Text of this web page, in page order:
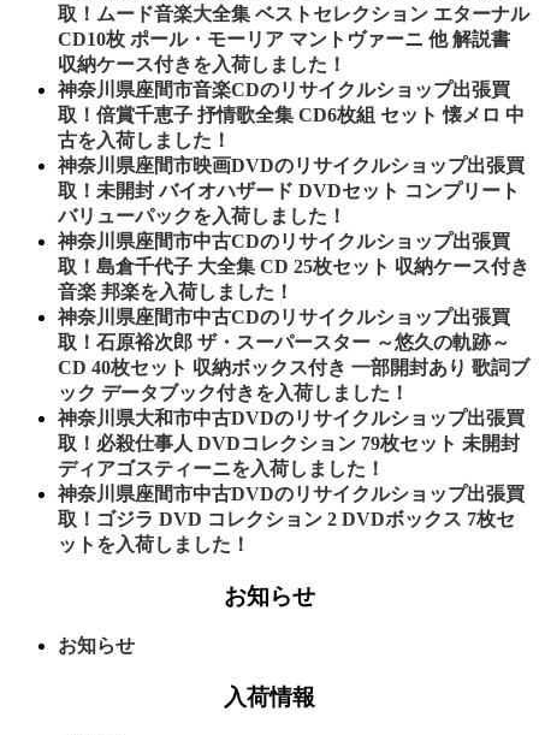
取！ムード音楽大全集 ベストセレクション エターナル
CD10枚 ポール・モーリア マントヴァーニ 他 解説書
収納ケース付きを入荷しました！
神奈川県座間市音楽CDのリサイクルショップ出張買
取！倍賞千恵子 抒情歌全集 CD6枚組 セット 懐メロ 中
古を入荷しました！
神奈川県座間市映画DVDのリサイクルショップ出張買
取！未開封 バイオハザード DVDセット コンプリート
バリューパックを入荷しました！
神奈川県座間市中古CDのリサイクルショップ出張買
取！島倉千代子 大全集 CD 25枚セット 収納ケース付き
音楽 邦楽を入荷しました！
神奈川県座間市中古CDのリサイクルショップ出張買
取！石原裕次郎 ザ・スーパースター ～悠久の軌跡～
CD 40枚セット 収納ボックス付き 一部開封あり 歌詞ブ
ック データブック付きを入荷しました！
神奈川県大和市中古DVDのリサイクルショップ出張買
取！必殺仕事人 DVDコレクション 79枚セット 未開封
ディアゴスティーニを入荷しました！
神奈川県座間市中古DVDのリサイクルショップ出張買
取！ゴジラ DVD コレクション 2 DVDボックス 7枚セ
ットを入荷しました！
お知らせ
お知らせ
入荷情報